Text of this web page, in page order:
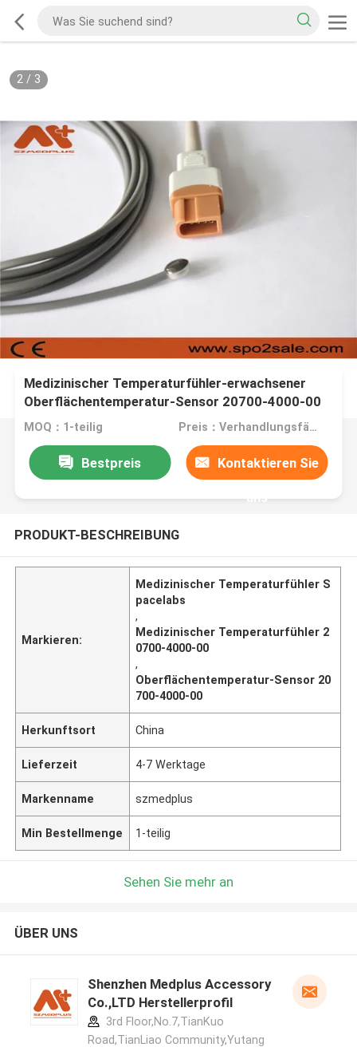
2/ 3
Medizinischer Temperaturfühler-erwachsener
Oberflächentemperatur-Sensor 20700-4000-00
Spacelabs
MOQ：1-teilig Preis：Verhandlungsfähig
Bestpreis Kontaktieren Sie
uns
PRODUKT-BESCHREIBUNG
Markieren:
Medizinischer Temperaturfühler S
pacelabs
,
Medizinischer Temperaturfühler 2
0700-4000-00
,
Oberflächentemperatur-Sensor 20
700-4000-00
Herkunftsort China
Lieferzeit 4-7 Werktage
Markenname szmedplus
Min Bestellmenge 1-teilig
Sehen Sie mehr an
ÜBER UNS
Shenzhen Medplus Accessory
Co.,LTD Herstellerprofil
3rd Floor,No.7,TianKuo
Road,TianLiao Community,Yutang